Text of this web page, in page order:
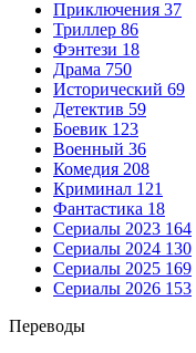
Приключения 37
Триллер 86
Фэнтези 18
Драма 750
Исторический 69
Детектив 59
Боевик 123
Военный 36
Комедия 208
Криминал 121
Фантастика 18
Сериалы 2023 164
Сериалы 2024 130
Сериалы 2025 169
Сериалы 2026 153
Переводы